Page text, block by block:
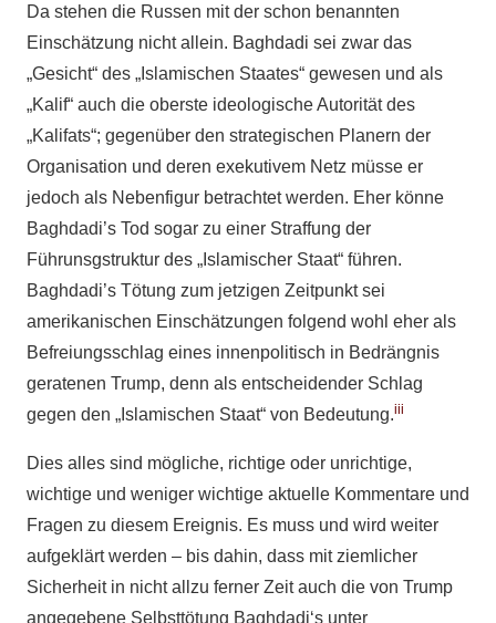
Da stehen die Russen mit der schon benannten
Einschätzung nicht allein. Baghdadi sei zwar das
„Gesicht“ des „Islamischen Staates“ gewesen und als
„Kalif“ auch die oberste ideologische Autorität des
„Kalifats“; gegenüber den strategischen Planern der
Organisation und deren exekutivem Netz müsse er
jedoch als Nebenfigur betrachtet werden. Eher könne
Baghdadi’s Tod sogar zu einer Straffung der
Führunsgstruktur des „Islamischer Staat“ führen.
Baghdadi’s Tötung zum jetzigen Zeitpunkt sei
amerikanischen Einschätzungen folgend wohl eher als
Befreiungsschlag eines innenpolitisch in Bedrängnis
geratenen Trump, denn als entscheidender Schlag
gegen den „Islamischen Staat“ von Bedeutung.iii
Dies alles sind mögliche, richtige oder unrichtige,
wichtige und weniger wichtige aktuelle Kommentare und
Fragen zu diesem Ereignis. Es muss und wird weiter
aufgeklärt werden – bis dahin, dass mit ziemlicher
Sicherheit in nicht allzu ferner Zeit auch die von Trump
angegebene Selbsttötung Baghdadi‘s unter